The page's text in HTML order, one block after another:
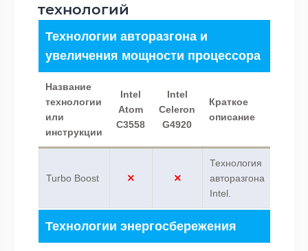
технологий
Технологии авторазгона и
увеличения мощности процессора
Название
технологии
или
инструкции
Intel
Atom
C3558
Intel
Celeron
G4920
Краткое
описание
Turbo Boost
Технология
авторазгона
Intel.
Технологии энергосбережения